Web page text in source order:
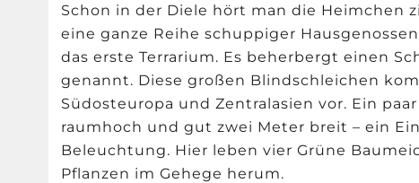
Schon in der Diele hört man die Heimchen
eine ganze Reihe schuppiger
das erste Terrarium. Es beherbergt einen
genannt. Diese großen Blindschleichen
Südosteuropa und Zentralasien vor. Ein
raumhoch und gut zwei Meter breit – ein
Beleuchtung. Hier leben vier Grüne
Pflanzen im Gehege herum.